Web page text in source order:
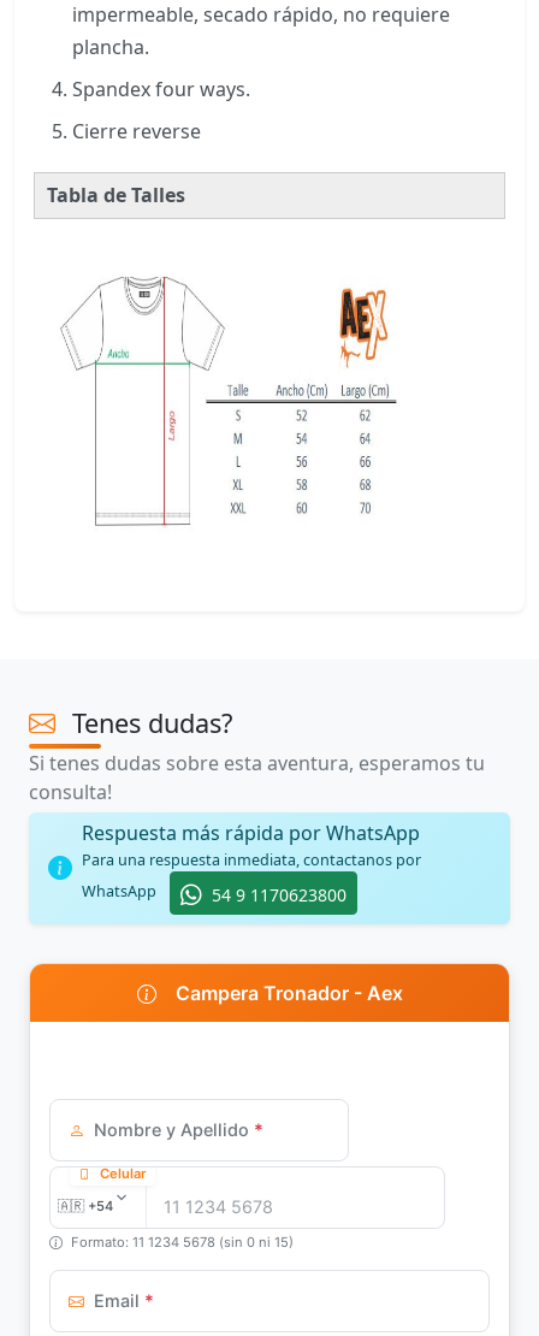
impermeable, secado rápido, no requiere
plancha.
Spandex four ways.
Cierre reverse
Tabla de Talles
Tenes dudas?
Si tenes dudas sobre esta aventura, esperamos tu
consulta!
Respuesta más rápida por WhatsApp
Para una respuesta inmediata, contactanos por
WhatsApp
54 9 1170623800
Campera Tronador - Aex
Nombre y Apellido *
Celular
Formato: 11 1234 5678 (sin 0 ni 15)
Email *